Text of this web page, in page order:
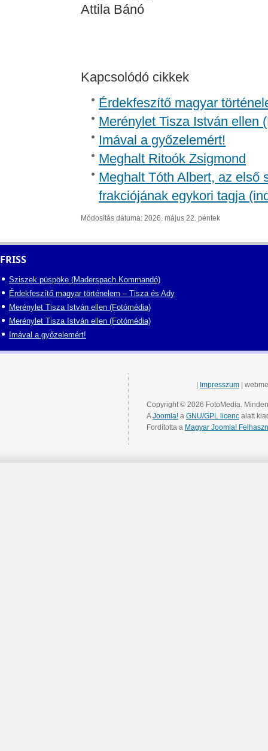
Attila Bánó
Kapcsolódó cikkek
Érdekfeszítő magyar
Merénylet Tisza István ellen
Imával a győzelemért!
Meghalt Ritoók Zsigmond
Meghalt Tóth Albert, az első
frakciójának egykori tagja
Módosítás dátuma: 2026. május 22. péntek
FRISS
Sziszek püspöke (Maderspach Kommandó)
Érdekfeszítő magyar történelem – Tisza és Ady
Merénylet Tisza István ellen (Fotómédia)
Merénylet Tisza István ellen (Fotómédia)
Imával a győzelemért!
Impresszum |
Copyright © 2026 FotoMedia.
AJoomla! a GNU/GPL licenc alatt
Fordította a Magyar Joomla!